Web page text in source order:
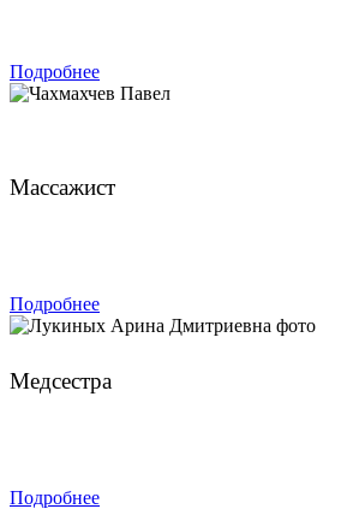
Подробнее
Массажист
Подробнее
Медсестра
Подробнее